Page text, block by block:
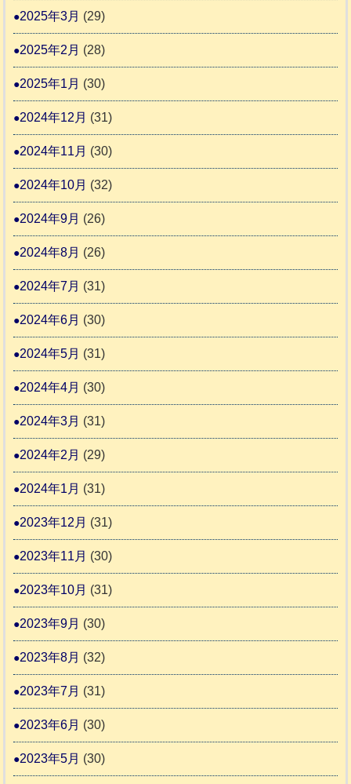
2025年3月 (29)
2025年2月 (28)
2025年1月 (30)
2024年12月 (31)
2024年11月 (30)
2024年10月 (32)
2024年9月 (26)
2024年8月 (26)
2024年7月 (31)
2024年6月 (30)
2024年5月 (31)
2024年4月 (30)
2024年3月 (31)
2024年2月 (29)
2024年1月 (31)
2023年12月 (31)
2023年11月 (30)
2023年10月 (31)
2023年9月 (30)
2023年8月 (32)
2023年7月 (31)
2023年6月 (30)
2023年5月 (30)